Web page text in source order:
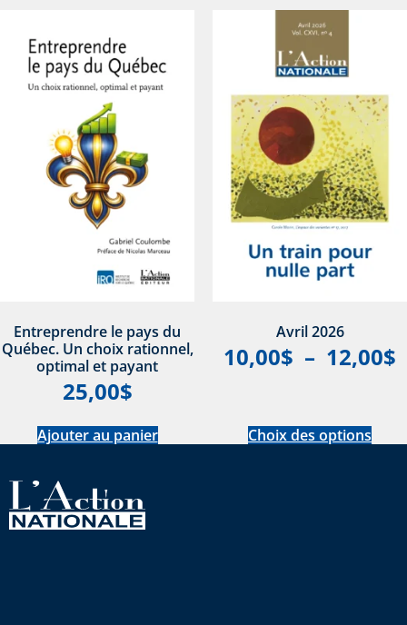
Entreprendre le pays du
Québec. Un choix rationnel,
optimal et payant
25,00$
Ajouter au panier
Avril 2026
10,00$ – 12,00$
Choix des options